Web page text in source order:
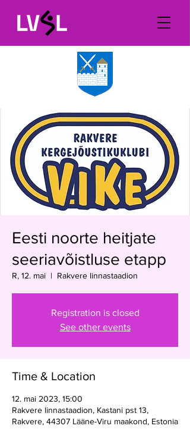
Eesti noorte heitjate
seeriavõistluse etapp
R, 12. mai
  |
Rakvere linnastaadion
Registration is closed
See other events
Time & Location
12. mai 2023, 15:00
Rakvere linnastaadion, Kastani pst 13,
Rakvere, 44307 Lääne-Viru maakond, Estonia